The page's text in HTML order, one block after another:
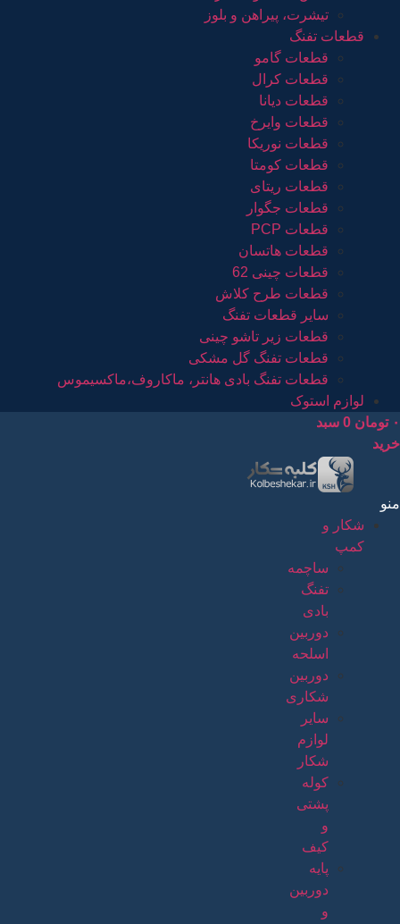
تیشرت، پیراهن و بلوز
قطعات تفنگ
قطعات گامو
قطعات کرال
قطعات دیانا
قطعات وایرخ
قطعات نوریکا
قطعات کومتا
قطعات ریتای
قطعات جگوار
قطعات PCP
قطعات هاتسان
قطعات چینی 62
قطعات طرح کلاش
سایر قطعات تفنگ
قطعات زیر تاشو چینی
قطعات تفنگ گل مشکی
قطعات تفنگ بادی هانتر، ماکاروف،ماکسیموس
لوازم استوک
۰ تومان 0 سبد
خرید
منو
شکار و
کمپ
ساچمه
تفنگ
بادی
دوربین
اسلحه
دوربین
شکاری
سایر
لوازم
شکار
کوله
پشتی
و
کیف
پایه
دوربین
و